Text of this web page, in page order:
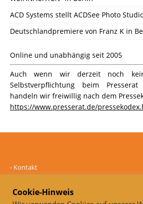
ACD Systems stellt ACDSee Photo
Deutschlandpremiere von Franz K in
Online und unabhängig seit 2005
Auch wenn wir derzeit noch
Selbstverpflichtung beim
handeln wir freiwillig nach dem
https://www.presserat.de/
- Kontakt
Datenschutz
-Impressum
Cookie-Hinweis